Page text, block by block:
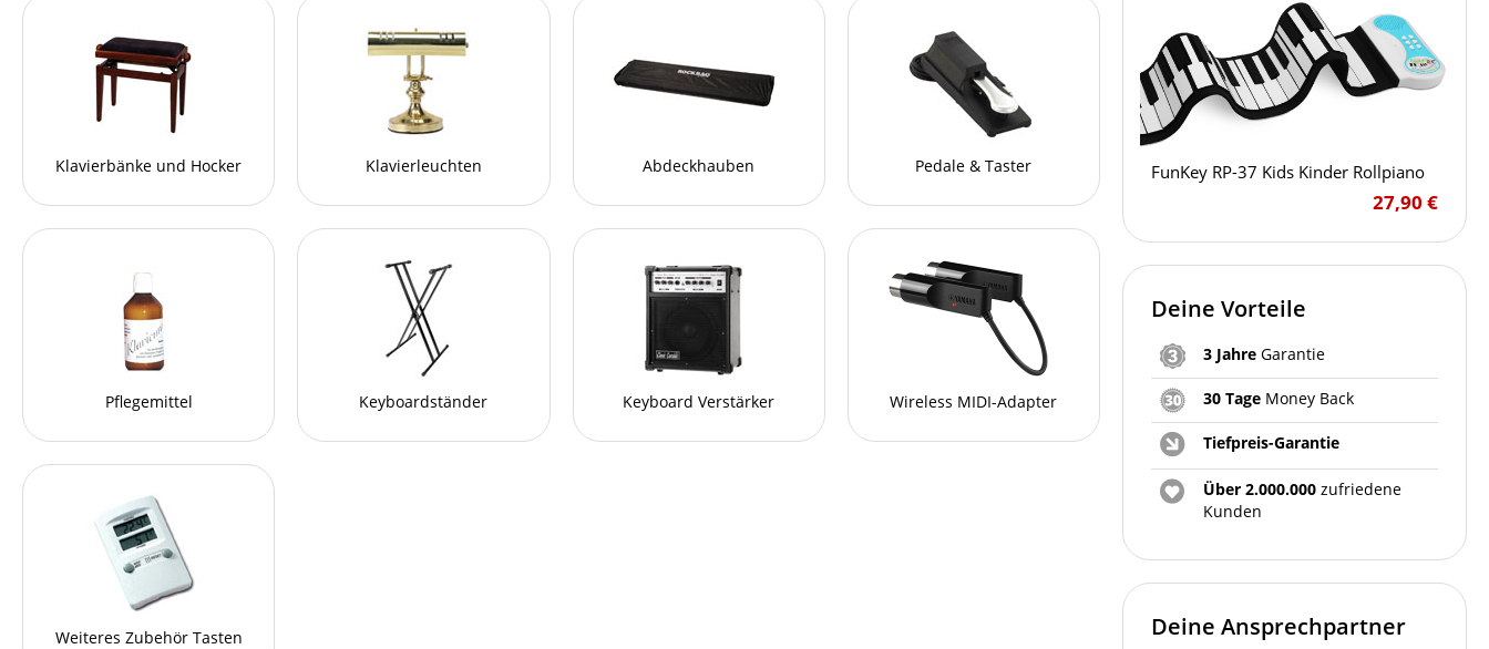
Klavierbänke und Hocker Klavierleuchten Abdeckhauben Pedale & Taster
Pflegemittel Keyboardständer Keyboard Verstärker Wireless MIDI-Adapter
Weiteres Zubehör Tasten
FunKey RP-37 Kids Kinder Rollpiano
27,90 €
Deine Vorteile
3 Jahre Garantie
30 Tage Money Back
Tiefpreis-Garantie
Über 2.000.000 zufriedene
Kunden
Deine Ansprechpartner